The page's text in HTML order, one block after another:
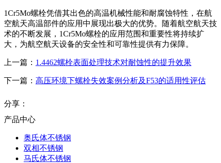
1Cr5Mo螺栓凭借其出色的高温机械性能和耐腐蚀特性，在航
空航天高温部件的应用中展现出极大的优势。随着航空航天技
术的不断发展，1Cr5Mo螺栓的应用范围和重要性将持续扩
大，为航空航天设备的安全性和可靠性提供有力保障。
上一篇： 1.4462螺栓表面处理技术对耐蚀性的提升效果
下一篇： 高压环境下螺栓失效案例分析及F53的适用性评估
分享：
产品中心
奥氏体不锈钢
双相不锈钢
马氏体不锈钢